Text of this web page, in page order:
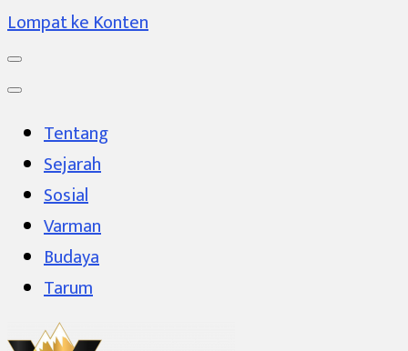
Lompat ke Konten
Tentang
Sejarah
Sosial
Varman
Budaya
Tarum